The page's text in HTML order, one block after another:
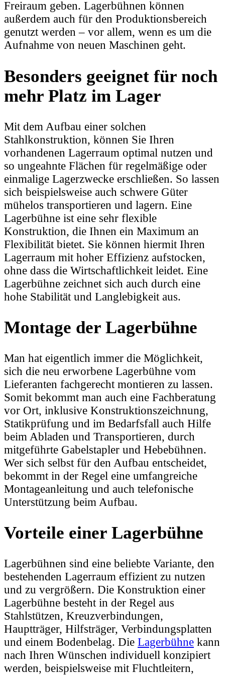
Freiraum geben. Lagerbühnen können
außerdem auch für den Produktionsbereich
genutzt werden – vor allem, wenn es um die
Aufnahme von neuen Maschinen geht.
Besonders geeignet für noch
mehr Platz im Lager
Mit dem Aufbau einer solchen
Stahlkonstruktion, können Sie Ihren
vorhandenen Lagerraum optimal nutzen und
so ungeahnte Flächen für regelmäßige oder
einmalige Lagerzwecke erschließen. So lassen
sich beispielsweise auch schwere Güter
mühelos transportieren und lagern. Eine
Lagerbühne ist eine sehr flexible
Konstruktion, die Ihnen ein Maximum an
Flexibilität bietet. Sie können hiermit Ihren
Lagerraum mit hoher Effizienz aufstocken,
ohne dass die Wirtschaftlichkeit leidet. Eine
Lagerbühne zeichnet sich auch durch eine
hohe Stabilität und Langlebigkeit aus.
Montage der Lagerbühne
Man hat eigentlich immer die Möglichkeit,
sich die neu erworbene Lagerbühne vom
Lieferanten fachgerecht montieren zu lassen.
Somit bekommt man auch eine Fachberatung
vor Ort, inklusive Konstruktionszeichnung,
Statikprüfung und im Bedarfsfall auch Hilfe
beim Abladen und Transportieren, durch
mitgeführte Gabelstapler und Hebebühnen.
Wer sich selbst für den Aufbau entscheidet,
bekommt in der Regel eine umfangreiche
Montageanleitung und auch telefonische
Unterstützung beim Aufbau.
Vorteile einer Lagerbühne
Lagerbühnen sind eine beliebte Variante, den
bestehenden Lagerraum effizient zu nutzen
und zu vergrößern. Die Konstruktion einer
Lagerbühne besteht in der Regel aus
Stahlstützen, Kreuzverbindungen,
Hauptträger, Hilfsträger, Verbindungsplatten
und einem Bodenbelag. Die Lagerbühne kann
nach Ihren Wünschen individuell konzipiert
werden, beispielsweise mit Fluchtleitern,